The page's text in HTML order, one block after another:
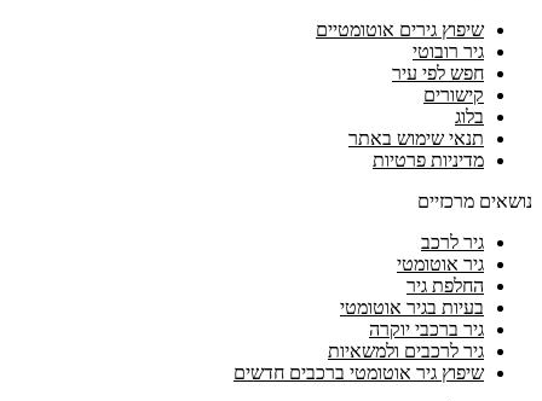
שיפוץ גירים אוטומטיים
גיר רובוטי
חפש לפי עיר
קישורים
בלוג
תנאי שימוש באתר
מדיניות פרטיות
נושאים מרכזיים
גיר לרכב
גיר אוטומטי
החלפת גיר
בעיות בגיר אוטומטי
גיר ברכבי יוקרה
גיר לרכבים ולמשאיות
שיפוץ גיר אוטומטי ברכבים חדשים